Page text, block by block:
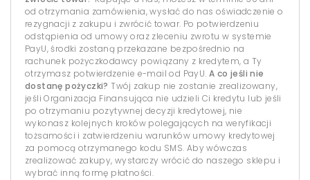
od otrzymania zamówienia, wysłać do nas oświadczenie o
rezygnacji z zakupu i zwrócić towar. Po potwierdzeniu
odstąpienia od umowy oraz zleceniu zwrotu w systemie
PayU, środki zostaną przekazane bezpośrednio na
rachunek pożyczkodawcy powiązany z kredytem, a Ty
otrzymasz potwierdzenie e-mail od PayU. A co jeśli nie
dostanę pożyczki? Twój zakup nie zostanie zrealizowany,
jeśli Organizacja Finansująca nie udzieli Ci kredytu lub jeśli
po otrzymaniu pozytywnej decyzji kredytowej, nie
wykonasz kolejnych kroków polegających na weryfikacji
tożsamości i zatwierdzeniu warunków umowy kredytowej
za pomocą otrzymanego kodu SMS. Aby wówczas
zrealizować zakupy, wystarczy wrócić do naszego sklepu i
wybrać inną formę płatności.